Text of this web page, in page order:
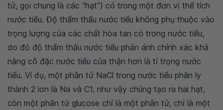
tử, gọi chung là các “hạt”) có trong một đơn vị thể tích
nước tiểu. Độ thẩm thấu nước tiểu không phụ thuộc vào
trọng lượng của các chất hòa tan có trong nước tiểu,
do đó độ thẩm thấu nước tiểu phản ánh chính xác khả
năng cô đặc nước tiểu của thận hơn là tỉ trọng nước
tiểu. Ví dụ, một phân tử NaCl trong nước tiểu phân ly
thành 2 ion là Na và C1, như vậy chúng tạo ra hai hạt,
còn một phân tử glucose chỉ là một phân tử, chỉ là một